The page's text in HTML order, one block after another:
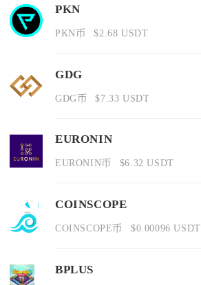
PKN
PKN币 $2.68 USDT
GDG
GDG币 $7.33 USDT
EURONIN
EURONIN币 $6.32 USDT
COINSCOPE
COINSCOPE币 $0.00096 USDT
BPLUS